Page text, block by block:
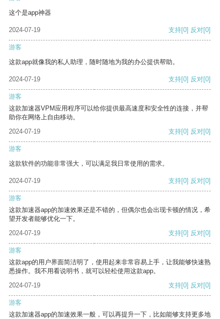
这个是app神器
2024-07-19 支持[0] 反对[0]
游客
这款app就像我的私人助理，随时随地为我的办公提供帮助。
2024-07-19 支持[0] 反对[0]
游客
这款加速器VPM应用程序可以给你提供最高速度和安全性的连接，并帮
助你在网络上自由移动。
2024-07-19
支持[0] 反对[0]
游客
这款软件的功能非常强大，可以满足我日常使用的需求。
2024-07-19 支持[0] 反对[0]
游客
这款加速器app的加速效果还是不错的，但偶尔也会出现卡顿的情况，希
望开发者能够优化一下。
2024-07-19
支持[0] 反对[0]
游客
这款app的用户界面简洁明了，使用起来非常容易上手，让我能够快速熟
悉操作。我不用看说明书，就可以轻松使用这款app。
2024-07-19
支持[0] 反对[0]
游客
这款加速器app的加速效果一般，可以再提升一下，比如能够支持更多地